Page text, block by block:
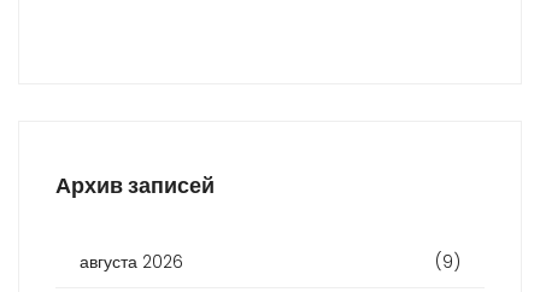
Архив записей
августа 2026 (9)